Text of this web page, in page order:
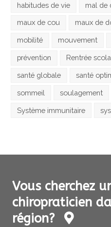
habitudes de vie mal de
maux de cou maux de
mobilité mouvement
prévention Rentrée
santé globale santé
sommeil soulagement
Système immunitaire
Vous cherchez
chiropraticien
région?